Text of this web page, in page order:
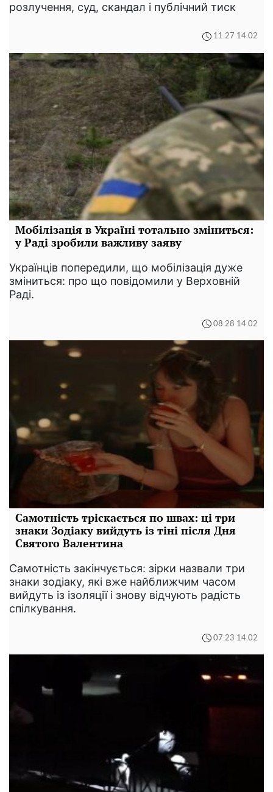
розлучення, суд, скандал і публічний тиск
11:27 14.02
Мобілізація в Україні тотально зміниться:
у Раді зробили важливу заяву
Українців попередили, що мобілізація дуже
зміниться: про що повідомили у Верховній
Раді.
08:28 14.02
Самотність тріскається по швах: ці три
знаки Зодіаку вийдуть із тіні після Дня
Святого Валентина
Самотність закінчується: зірки назвали три
знаки зодіаку, які вже найближчим часом
вийдуть із ізоляції і знову відчують радість
спілкування.
07:23 14.02